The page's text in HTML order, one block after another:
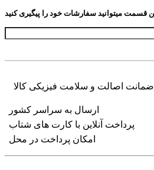
ضمانت اصالت و سلامت فیزیکی کالا
ارسال به سراسر کشور
پرداخت آنلاین با کارت های شتاب
امکان پرداخت در محل